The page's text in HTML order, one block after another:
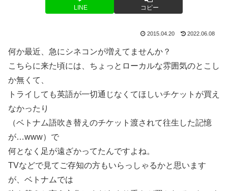
LINE コピー
2015.04.20 2022.06.08
何か最近、急にシネコンが増えてませんか？
こちらに来た頃には、ちょっとローカルな雰囲気のとこし
か無くて、
トライしても英語が一切通じなくてほしいチケットが買え
なかったり
（ベトナム語吹き替えのチケット渡されて往生した記憶
が…www）で
何となく足が遠ざかってたんですよね。
TVなどで見てご存知の方もいらっしゃるかと思います
が、ベトナムでは